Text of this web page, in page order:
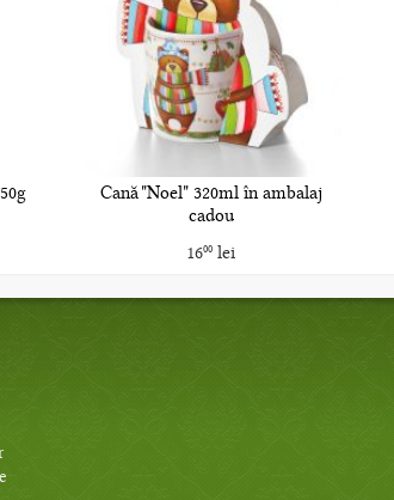
Cană "Noel" 320ml în ambalaj
cadou
1600lei